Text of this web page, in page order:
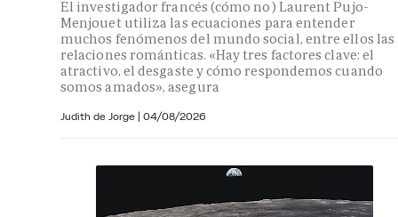
El investigador francés (cómo no) Laurent Pujo-
Menjouet utiliza las ecuaciones para entender
muchos fenómenos del mundo social, entre ellos las
relaciones románticas. «Hay tres factores clave: el
atractivo, el desgaste y cómo respondemos cuando
somos amados», asegura
Judith de Jorge | 04/08/2026